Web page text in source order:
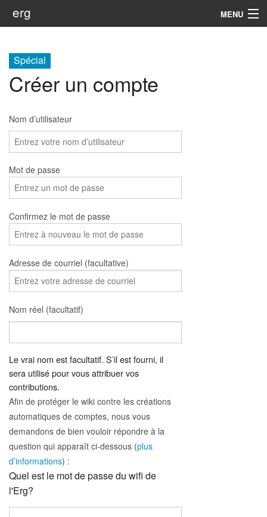
erg MENU
Soutien
Web
Spécial
Créer un compte
Nom d’utilisateur
Mot de passe
Confirmez le mot de passe
Adresse de courriel (facultative)
Nom réel (facultatif)
Le vrai nom est facultatif. S’il est fourni, il
sera utilisé pour vous attribuer vos
contributions.
Afin de protéger le wiki contre les créations
automatiques de comptes, nous vous
demandons de bien vouloir répondre à la
question qui apparaît ci-dessous (plus
d’informations) :
Quel est le mot de passe du wifi de
l'Erg?